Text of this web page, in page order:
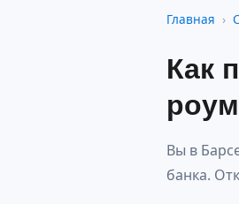
Главная
Как
Вы в
банка.